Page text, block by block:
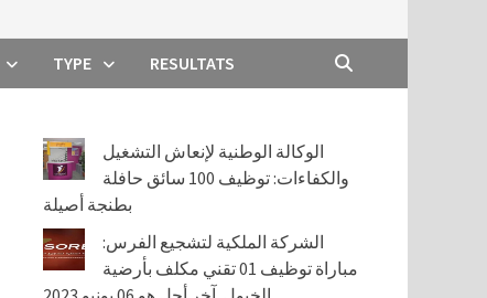
TYPE RESULTATS
الوكالة الوطنية لإنعاش التشغيل
والكفاءات: توظيف 100 سائق حافلة
بطنجة أصيلة
الشركة الملكية لتشجيع الفرس:
مباراة توظيف 01 تقني مكلف بأرضية